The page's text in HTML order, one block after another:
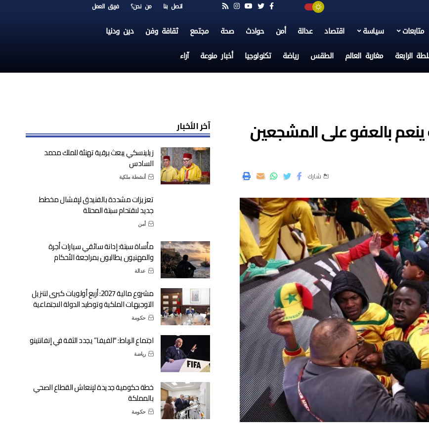
اتصل بنا من نحن؟ فريق العمل
متابعات سياسة اقتصاد عدالة أمن حوادث صحة مجتمع ثقافة وفن دين ودنيا
الرابعة مغاربة العالم الطقس رياضة تكنولوجيا أخبار منوعة آراء
ينعم بالعفو على المشجعين
شارك
آخر الأخبار
زيلينسكي يبعث برقية تهنئة للملك محمد
السادس
أنشطة ملكية
تعزيزات مشددة بالفنيدق لإفشال مخطط
جديد لاقتحام سبتة المحتلة
أمن
مأساة سبتة: إدانة سائقي سيارات أجرة
والمهنيون يطالبون بمراجعة الأحكام
عدالة
مشروع مالية 2027: أربع أولويات كبرى لتنزيل
التوجيهات الملكية وتوطيد الدولة الاجتماعية
حكومة
اجتماع الرباط: “الفيفا” يجدد الثقة في إنفانتينو
رياضة
خطة حكومية جديدة لإنعاش القطاع الصحي
بالمملكة
حكومة